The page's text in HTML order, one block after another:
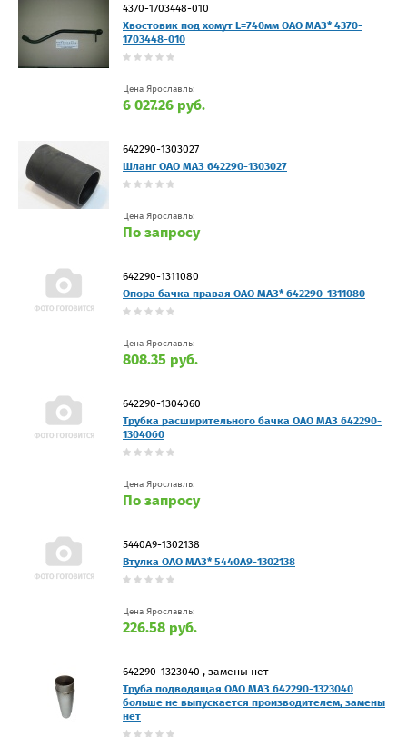
4370-1703448-010
Хвостовик под хомут L=740мм ОАО МАЗ* 4370-
1703448-010
Цена Ярославль:
6 027.26 руб.
642290-1303027
Шланг ОАО МАЗ 642290-1303027
Цена Ярославль:
По запросу
642290-1311080
Опора бачка правая ОАО МАЗ* 642290-1311080
Цена Ярославль:
808.35 руб.
642290-1304060
Трубка расширительного бачка ОАО МАЗ 642290-
1304060
Цена Ярославль:
По запросу
5440А9-1302138
Втулка ОАО МАЗ* 5440А9-1302138
Цена Ярославль:
226.58 руб.
642290-1323040 , замены нет
Труба подводящая ОАО МАЗ 642290-1323040
больше не выпускается производителем, замены
нет